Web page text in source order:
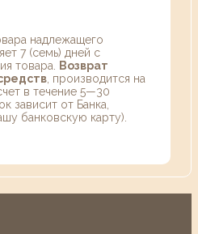
надлежащего
7 (семь) дней с
товара.
Возврат
, производится на
в течение 5—30
зависит от Банка,
банковскую карту).